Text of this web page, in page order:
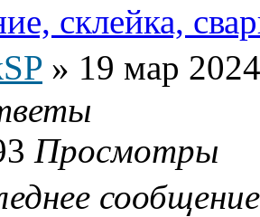
склейка,
» 19 мар
Просмотры